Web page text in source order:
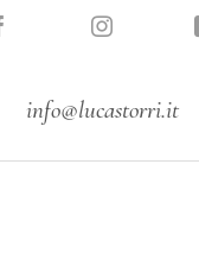
info@lucastorri.it